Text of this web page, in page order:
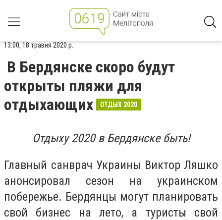
13:00, 18 травня 2020 р.
В Бердянске скоро будут
открыты пляжи для
отдыхающих
ОТДЫХ 2020
Отдыху 2020 в Бердянске быть!
Главный санврач Украины Виктор Ляшко
анонсировал сезон на украинском
побережье. Бердянцы могут планировать
свой бизнес на лето, а туристы свой